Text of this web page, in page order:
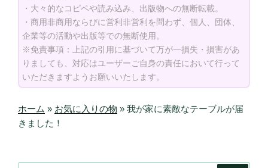
・大々的なコピペや読み込み、出版物への無断転載。
・商用非商用ならびに営利非営利を問わず、個人、団体、
企業等の活動や出版等での無断使用。
※免責事項：上記の引用に基づいて万が一損失・損害があ
りましても、対応はユーザーご自身の責任において行って
いただきますようお願いいたします。
ホーム » お気に入りの物 » 我が家に素敵なテーブルが届
きました！